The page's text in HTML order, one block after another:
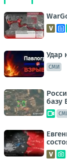
Удар
СМИ
базу